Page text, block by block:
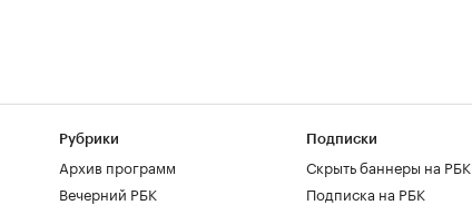
Рубрики
Архив программ
Вечерний РБК
Подписки
Скрыть баннеры на РБК
Подписка на РБК